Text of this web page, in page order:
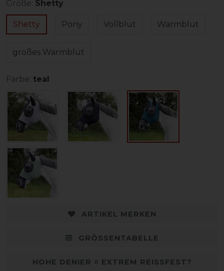
Größe: Shetty
Shetty Pony Vollblut Warmblut
großes Warmblut
Farbe: teal
ARTIKEL MERKEN
GRÖSSENTABELLE
HOHE DENIER = EXTREM REISSFEST?